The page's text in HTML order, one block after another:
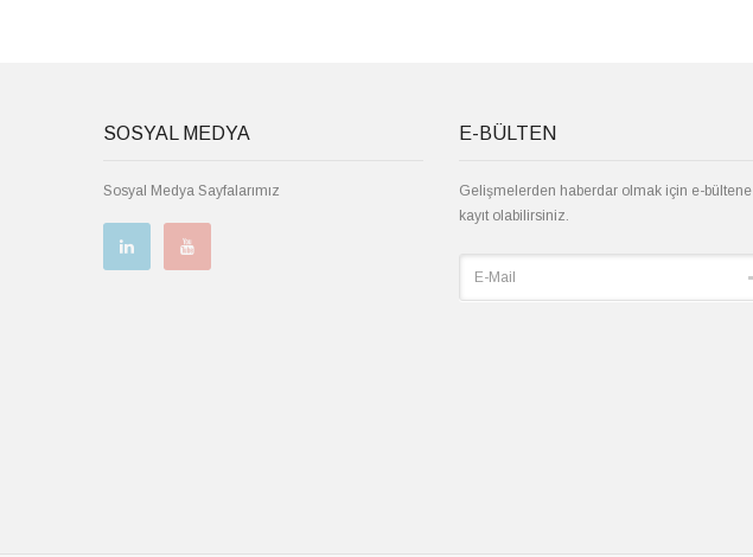
SOSYAL MEDYA
Sosyal Medya Sayfalarımız
E-BÜLTEN
Gelişmelerden haberdar olmak için e-bültene
kayıt olabilirsiniz.